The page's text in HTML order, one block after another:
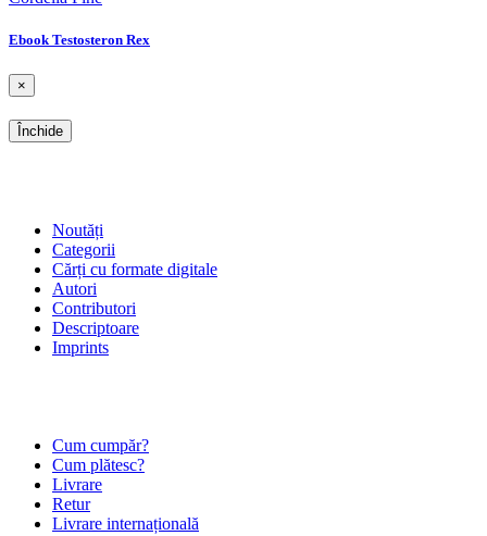
Ebook Testosteron Rex
×
Închide
Noutăți
Categorii
Cărți cu formate digitale
Autori
Contributori
Descriptoare
Imprints
Cum cumpăr?
Cum plătesc?
Livrare
Retur
Livrare internațională